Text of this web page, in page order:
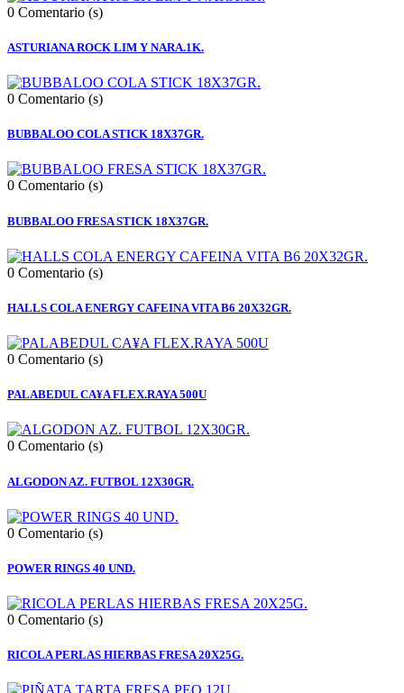
0 Comentario (s)
ASTURIANA ROCK LIM Y NARA.1K.
0 Comentario (s)
BUBBALOO COLA STICK 18X37GR.
0 Comentario (s)
BUBBALOO FRESA STICK 18X37GR.
0 Comentario (s)
HALLS COLA ENERGY CAFEINA VITA B6 20X32GR.
0 Comentario (s)
PALABEDUL CA¥A FLEX.RAYA 500U
0 Comentario (s)
ALGODON AZ. FUTBOL 12X30GR.
0 Comentario (s)
POWER RINGS 40 UND.
0 Comentario (s)
RICOLA PERLAS HIERBAS FRESA 20X25G.